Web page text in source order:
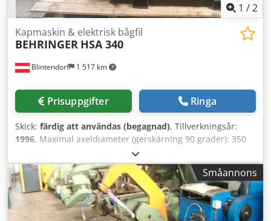
1 /2
Blintendorf 1 517 km
Kapmaskin & elektrisk bågfil
BEHRINGER HSA 340
Prisuppgifter Ringa
Skick: färdig att användas (begagnad), Tillverkningsår:
1996, Maximal axeldiameter (gerskärning 90 grader): 350
mm Maskinhöjd: 1300 mm Maskinbredd: 2200 mm
Maskinlängd: 2000 mm Maskinvikt: 1,4 t Chodpfxozg Nr Tj
Agqea
Småannons